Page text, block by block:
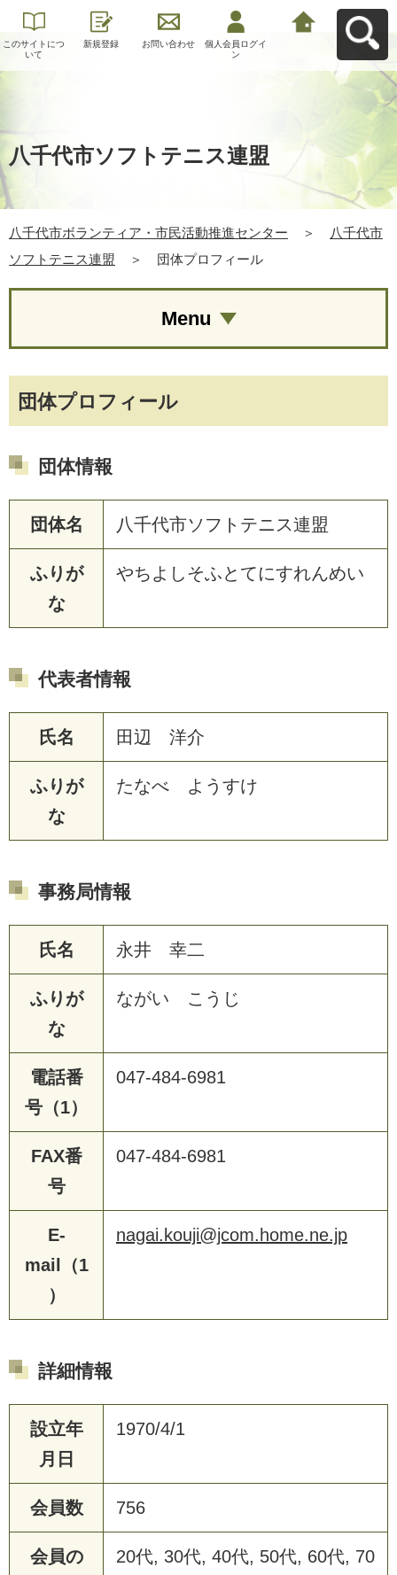
このサイトにつ
いて
新規登録 お問い合わせ
個人会員ログイ
ン
八千代市ソフトテニス連盟
八千代市ボランティア・市民活動推進センター ＞
八千代市
ソフトテニス連盟
＞ 団体プロフィール
団体プロフィール
団体情報
団体名 八千代市ソフトテニス連盟
ふりが
な
やちよしそふとてにすれんめい
代表者情報
氏名 田辺 洋介
ふりが
な
たなべ ようすけ
事務局情報
氏名 永井 幸二
ふりが
な
ながい こうじ
電話番
号（1）
047-484-6981
FAX番
号
047-484-6981
E-
mail（1
）
nagai.kouji@jcom.home.ne.jp
詳細情報
設立年
月日
1970/4/1
会員数 756
会員の
20代, 30代, 40代, 50代, 60代, 70
Menu